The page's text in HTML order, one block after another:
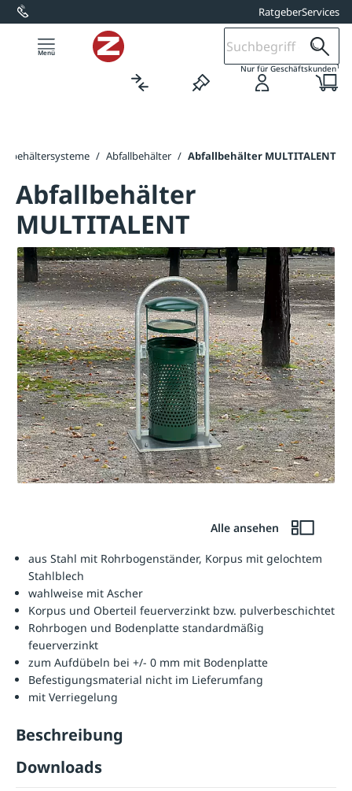
springen RatgeberServices
Nur für Geschäftskunden1
/ Abfallbehälter / Abfallbehälter MULTITALENT
Abfallbehälter
MULTITALENT
Alle ansehen
aus Stahl mit Rohrbogenständer, Korpus mit gelochtem
Stahlblech
wahlweise mit Ascher
Korpus und Oberteil feuerverzinkt bzw. pulverbeschichtet
Rohrbogen und Bodenplatte standardmäßig
feuerverzinkt
zum Aufdübeln bei +/- 0 mm mit Bodenplatte
Befestigungsmaterial nicht im Lieferumfang
mit Verriegelung
Beschreibung
Downloads